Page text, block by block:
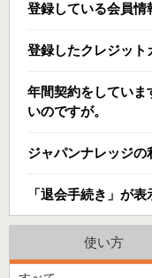
登録している会員情
登録したクレジット
年間契約をしていま
いのですが。
ジャパンナレッジの
「退会手続き」が
使い方